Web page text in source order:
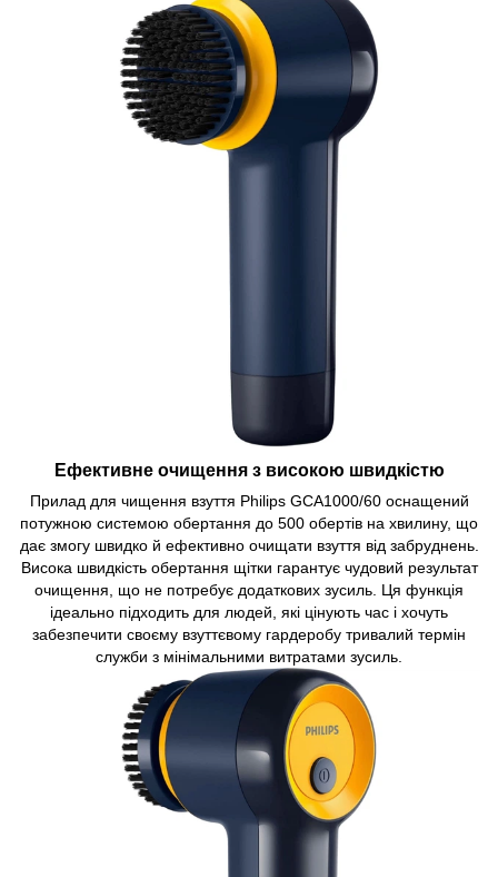
Ефективне очищення з високою швидкістю
Прилад для чищення взуття Philips GCA1000/60 оснащений
потужною системою обертання до 500 обертів на хвилину, що
дає змогу швидко й ефективно очищати взуття від забруднень.
Висока швидкість обертання щітки гарантує чудовий результат
очищення, що не потребує додаткових зусиль. Ця функція
ідеально підходить для людей, які цінують час і хочуть
забезпечити своєму взуттєвому гардеробу тривалий термін
служби з мінімальними витратами зусиль.